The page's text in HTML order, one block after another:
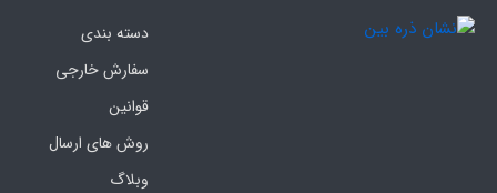
دسته بندی
سفارش خارجی
قوانین
روش های ارسال
وبلاگ